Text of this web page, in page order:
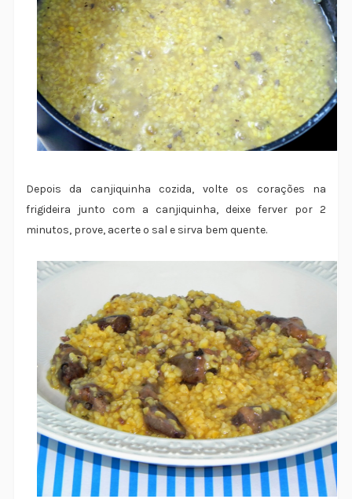
Depois da canjiquinha cozida, volte os corações na
frigideira junto com a canjiquinha, deixe ferver por 2
minutos, prove, acerte o sal e sirva bem quente.